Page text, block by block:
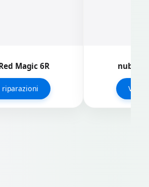
Magic 6R
riparazioni
nubia
Vedi